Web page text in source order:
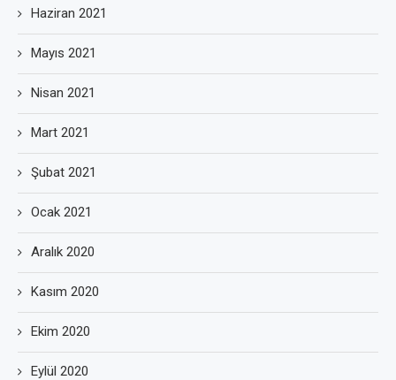
Haziran 2021
Mayıs 2021
Nisan 2021
Mart 2021
Şubat 2021
Ocak 2021
Aralık 2020
Kasım 2020
Ekim 2020
Eylül 2020